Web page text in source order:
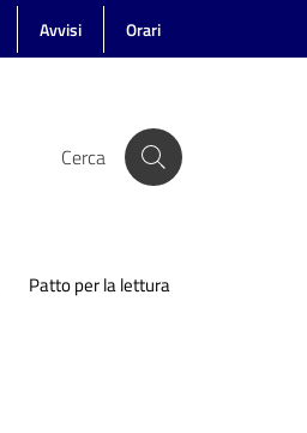
Avvisi Orari
Cerca
Patto per la lettura